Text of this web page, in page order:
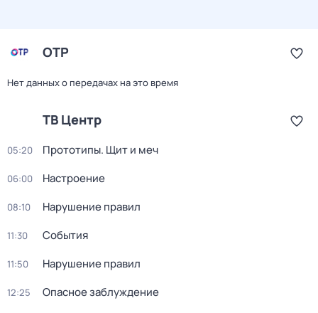
ОТР
Нет данных о передачах на это время
ТВ Центр
05:20 Прототипы. Щит и меч
06:00 Настроение
08:10 Нарушение правил
11:30 События
11:50 Нарушение правил
12:25 Опасное заблуждение